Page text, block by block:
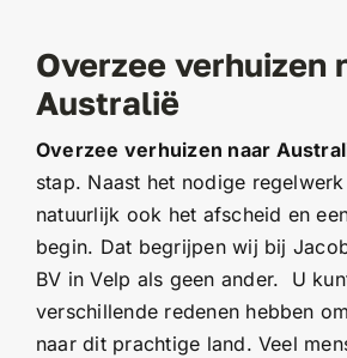
Overzee verhuizen
Australië
Overzee verhuizen naar
stap. Naast het nodige
natuurlijk ook het afscheid en
begin. Dat begrijpen wij bij
BV in Velp als geen ander. U
verschillende redenen hebben
naar dit prachtige land. Veel